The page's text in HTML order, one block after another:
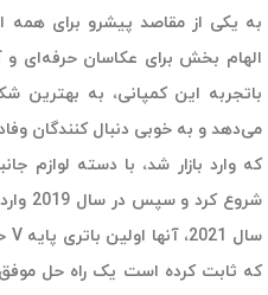
به یکی از مقاصد پیشرو برای همه
الهام بخش برای عکاسان حرفه‌ای
باتجربه این کمپانی، به بهترین
می‌دهد و به خوبی دنبال کنندگان
که وارد بازار شد، با دسته لوازم
شروع
که ثابت کرده است یک راه حل